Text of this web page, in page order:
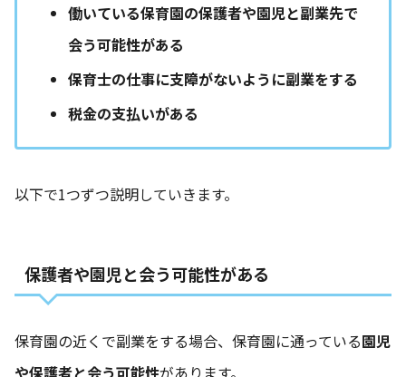
働いている保育園の保護者や園児と副業先で
会う可能性がある
保育士の仕事に支障がないように副業をする
税金の支払いがある
以下で1つずつ説明していきます。
保護者や園児と会う可能性がある
保育園の近くで副業をする場合、保育園に通っている園児
や保護者と会う可能性があります。